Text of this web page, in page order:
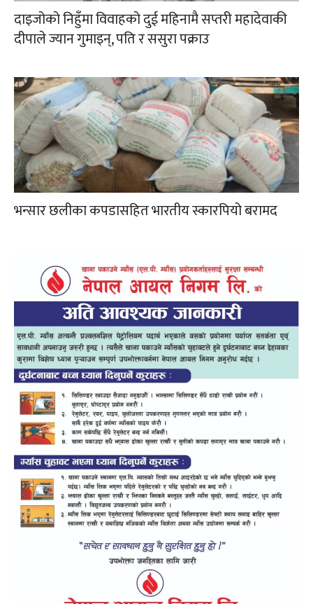
दाइजोको निहुँमा विवाहको दुई महिनामै सप्तरी महादेवाकी
दीपाले ज्यान गुमाइन्, पति र ससुरा पक्राउ
भन्सार छलीका कपडासहित भारतीय स्कारपियो बरामद